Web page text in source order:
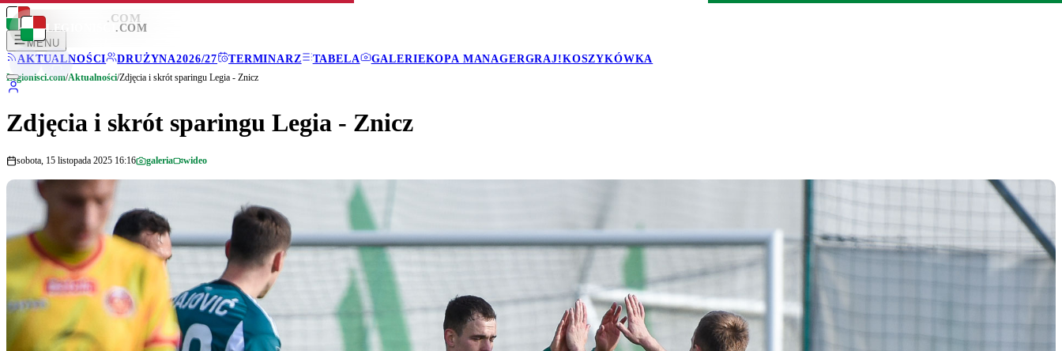
LEGIONISCI .COM
MENU
AKTUALNOŚCI
DRUŻYNA2026/27 TERMINARZ TABELA GALERIEKOPA MANAGERGRAJ!KOSZYKÓWKA
LEGIONISCI .COM
Legionisci.com/Aktualności/Zdjęcia i skrót sparingu Legia - Znicz
Zdjęcia i skrót sparingu Legia - Znicz
sobota, 15 listopada 2025 16:16 galeria wideo